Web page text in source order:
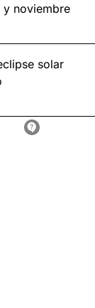
y noviembre
solar